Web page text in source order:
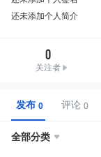
还未添加个人简介
0
关注者
发布 评论
全部分类 